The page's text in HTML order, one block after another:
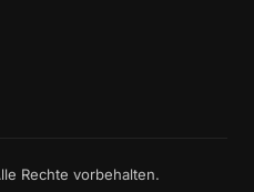
Rechte vorbehalten.